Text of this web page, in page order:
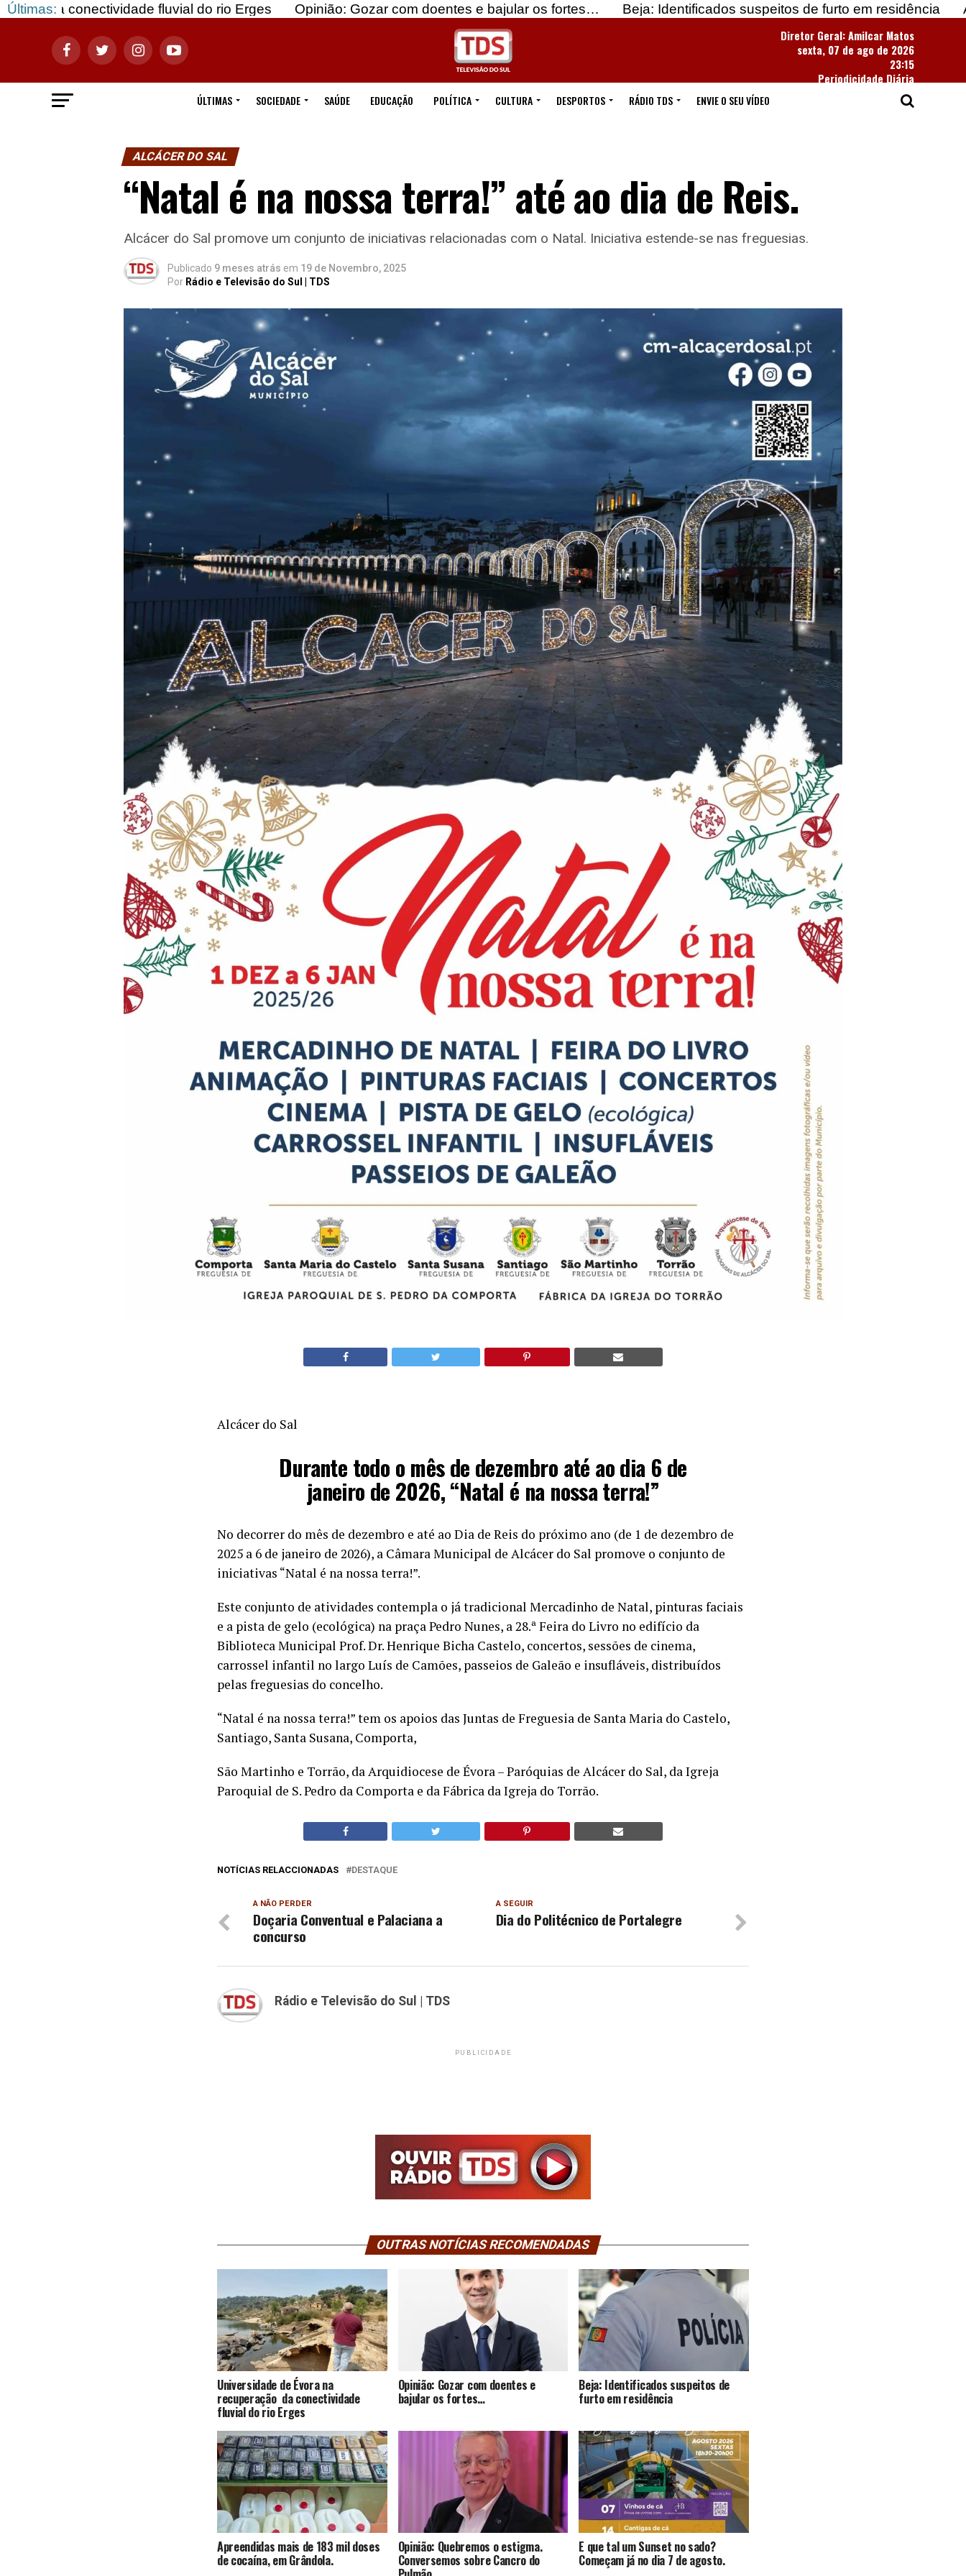
Últimas: fluvial do rio Erges Opinião: Gozar com doentes e bajular os fortes… Beja: Identificados suspeitos de furto em residência
Apreendidas
Diretor Geral: Amilcar Matos
sexta, 07 de ago de 2026
23:15
Periodicidade Diária
ÚLTIMAS
SOCIEDADE SAÚDE EDUCAÇÃO POLÍTICA CULTURA DESPORTOS RÁDIO TDS ENVIE O SEU VÍDEO
ALCÁCER DO SAL
“Natal é na nossa terra!” até ao dia de Reis.
Alcácer do Sal promove um conjunto de iniciativas relacionadas com o Natal. Iniciativa estende-se nas freguesias.
Publicado 9 meses atrás em 19 de Novembro, 2025
Por Rádio e Televisão do Sul | TDS
Alcácer do Sal
Durante todo o mês de dezembro até ao dia 6 de
janeiro de 2026, “Natal é na nossa terra!”
No decorrer do mês de dezembro e até ao Dia de Reis do próximo ano (de 1 de dezembro de
2025 a 6 de janeiro de 2026), a Câmara Municipal de Alcácer do Sal promove o conjunto de
iniciativas “Natal é na nossa terra!”.
Este conjunto de atividades contempla o já tradicional Mercadinho de Natal, pinturas faciais
e a pista de gelo (ecológica) na praça Pedro Nunes, a 28.ª Feira do Livro no edifício da
Biblioteca Municipal Prof. Dr. Henrique Bicha Castelo, concertos, sessões de cinema,
carrossel infantil no largo Luís de Camões, passeios de Galeão e insufláveis, distribuídos
pelas freguesias do concelho.
“Natal é na nossa terra!” tem os apoios das Juntas de Freguesia de Santa Maria do Castelo,
Santiago, Santa Susana, Comporta,
São Martinho e Torrão, da Arquidiocese de Évora – Paróquias de Alcácer do Sal, da Igreja
Paroquial de S. Pedro da Comporta e da Fábrica da Igreja do Torrão.
NOTÍCIAS RELACCIONADAS DESTAQUE
A SEGUIR
Dia do Politécnico de Portalegre
A NÃO PERDER
Doçaria Conventual e Palaciana a
concurso
Rádio e Televisão do Sul | TDS
PUBLICIDADE
OUTRAS NOTÍCIAS RECOMENDADAS
Universidade de Évora na
recuperação da conectividade
fluvial do rio Erges
Opinião: Gozar com doentes e
bajular os fortes…
Beja: Identificados suspeitos de
furto em residência
Apreendidas mais de 183 mil doses
de cocaína, em Grândola.
Opinião: Quebremos o estigma.
Conversemos sobre Cancro do
E que tal um Sunset no sado?
Começam já no dia 7 de agosto.